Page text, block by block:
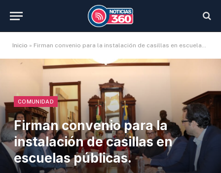
Inicio » Firman convenio para la instalación de casillas en escuelas públicas.
COMUNIDAD
Firman convenio para la
instalación de casillas en
escuelas públicas.